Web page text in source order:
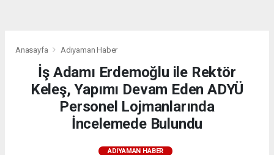
Anasayfa Adıyaman Haber
İş Adamı Erdemoğlu ile Rektör
Keleş, Yapımı Devam Eden ADYÜ
Personel Lojmanlarında
İncelemede Bulundu
ADIYAMAN HABER